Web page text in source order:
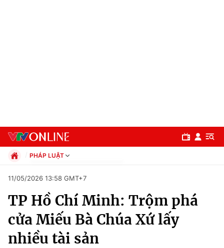
Chuyên mục
Chính trị
PHÁP LUẬT
Xã hội
Pháp luật
Thể thao
Truyền hình
11/05/2026 13:58 GMT+7
TP Hồ Chí Minh: Trộm phá
cửa Miếu Bà Chúa Xứ lấy
nhiều tài sản